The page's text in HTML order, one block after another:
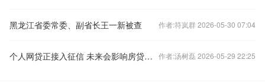
黑龙江省委常委、副省长王一新被查 作者:符岚群 2026-05-30 07:04
个人网贷正接入征信 未来会影响房贷么？ 作者:汤树磊 2026-05-29 22:25